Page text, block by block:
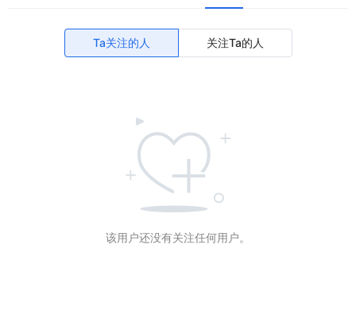
Ta关注的人 关注Ta的人
该用户还没有关注任何用户。